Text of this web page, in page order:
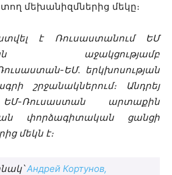
մեխանիզմներից մեկը։
է Ռուսաստանում ԵՄ
աջակցությամբ
ԵՄ. երկխոսության
շրջանակներում։ Անդրեյ
Ռուսաստան արտաքին
փորձագիտական ցանցի
մեկն է։
Андрей Кортунов,